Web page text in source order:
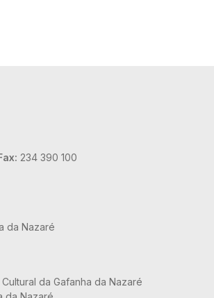
234 390 100
da Nazaré
da Gafanha da Nazaré